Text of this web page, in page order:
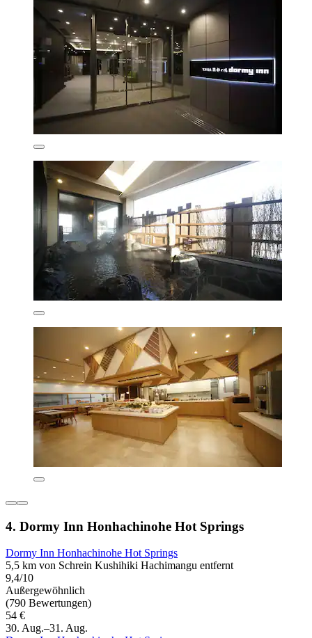
4. Dormy Inn Honhachinohe Hot Springs
Dormy Inn Honhachinohe Hot Springs
5,5 km von Schrein Kushihiki Hachimangu entfernt
9,4/10
Außergewöhnlich
(790 Bewertungen)
54 €
30. Aug.–31. Aug.